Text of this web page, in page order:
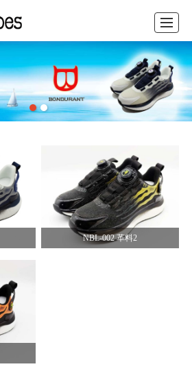
CONTACT US 中文
NBL-002 革料2